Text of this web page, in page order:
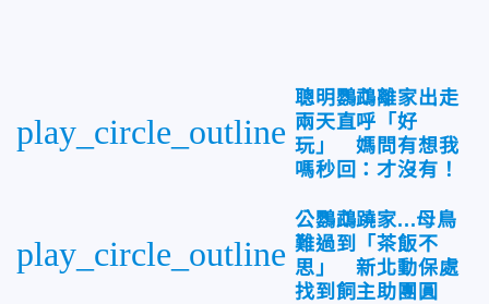
play_circle_outline
聰明鸚鵡離家出走
兩天直呼「好
玩」 媽問有想我
嗎秒回：才沒有！
play_circle_outline
公鸚鵡蹺家...母鳥
難過到「茶飯不
思」 新北動保處
找到飼主助團圓